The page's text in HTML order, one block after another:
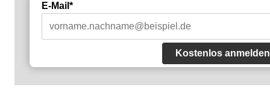
E-Mail*
Kostenlos anmelden